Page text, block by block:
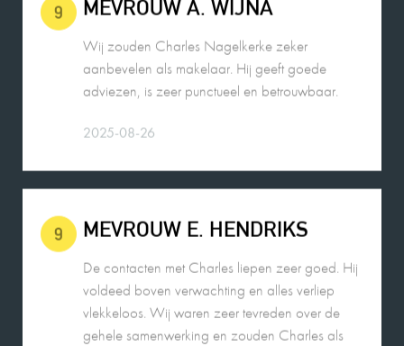
Wij zouden Charles Nagelkerke zeker
aanbevelen als makelaar. Hij geeft goede
adviezen, is zeer punctueel en betrouwbaar.
De contacten met Charles liepen zeer goed. Hij
voldeed boven verwachting en alles verliep
vlekkeloos. Wij waren zeer tevreden over de
gehele samenwerking en zouden Charles als
makelaar zeker aanbevelen!!